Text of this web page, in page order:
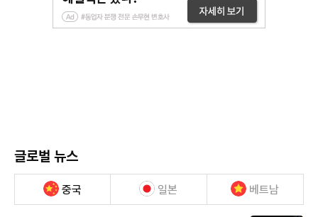
글로벌 뉴스
중국 일본 베트남